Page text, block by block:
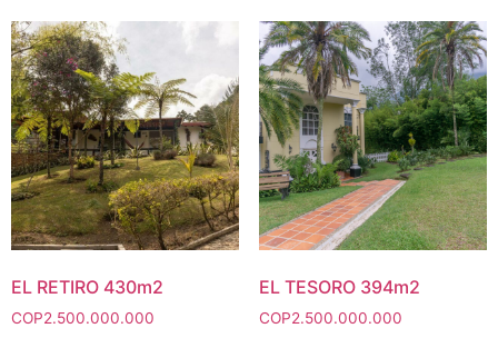
EL RETIRO 430m2
COP2.500.000.000
EL TESORO 394m2
COP2.500.000.000